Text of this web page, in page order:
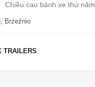
Chiều cao bánh xe thứ năm
Brzeźnio
TRAILERS